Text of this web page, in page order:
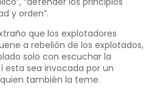
y orden”.
que los explotadores
a rebelión de los explotados,
solo con escuchar la
esta sea invocada por un
también la teme.